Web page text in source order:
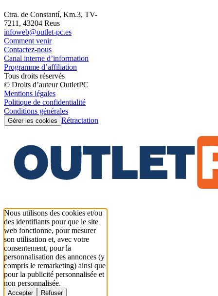
Ctra. de Constantí, Km.3, TV-
7211, 43204 Reus
infoweb@outlet-pc.es
Comment venir
Contactez-nous
Canal interne d’information
Programme d’affiliation
Tous droits réservés
© Droits d’auteur OutletPC
Mentions légales
Politique de confidentialité
Conditions générales
Gérer les cookies Rétractation
Nous utilisons des cookies et/ou
des identifiants pour que le site
web fonctionne, pour mesurer
son utilisation et, avec votre
consentement, pour la
personnalisation des annonces (y
compris le remarketing) ainsi que
pour la publicité personnalisée et
non personnalisée.
Accepter
Refuser